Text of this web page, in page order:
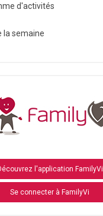
d'activités
la semaine
l'application FamilyVi
Se connecter à FamilyVi